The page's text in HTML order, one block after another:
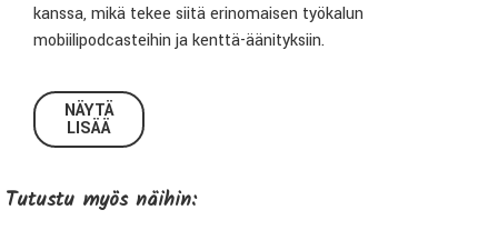
kanssa, mikä tekee siitä erinomaisen työkalun
mobiilipodcasteihin ja kenttä-äänityksiin.
Go Mic Direct on varustettu kahdella mikrofonikapselilla ja
valittavalla suuntakuviolla ( Omni ja hertta ) Lineaarinen
taajuusvaste 20Hz - 18kHz.
Mukana tulee Samson Sound Deck-ohjelmisto, joka on
NÄYTÄ
LISÄÄ
Tutustu myös näihin: